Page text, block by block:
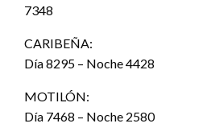
7348
CARIBEÑA:
Día 8295 – Noche 4428
MOTILÓN:
Día 7468 – Noche 2580